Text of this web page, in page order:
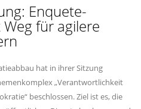
Enquete-
für agilere
hat in ihrer Sitzung
„Verantwortlichkeit
beschlossen. Ziel ist es, die